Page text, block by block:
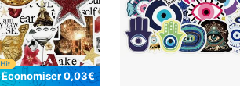
Économiser 0,03€